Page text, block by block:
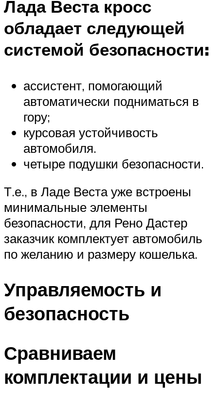
Лада Веста кросс
обладает следующей
системой безопасности:
ассистент, помогающий
автоматически подниматься в
гору;
курсовая устойчивость
автомобиля.
четыре подушки безопасности.
Т.е., в Ладе Веста уже встроены
минимальные элементы
безопасности, для Рено Дастер
заказчик комплектует автомобиль
по желанию и размеру кошелька.
Управляемость и
безопасность
Сравниваем
комплектации и цены